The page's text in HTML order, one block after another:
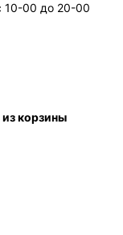
10-00 до 20-00
корзины